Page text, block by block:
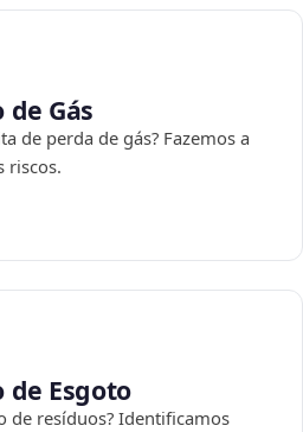
de Gás
de perda de gás? Fazemos a
riscos.
de Esgoto
de resíduos? Identificamos